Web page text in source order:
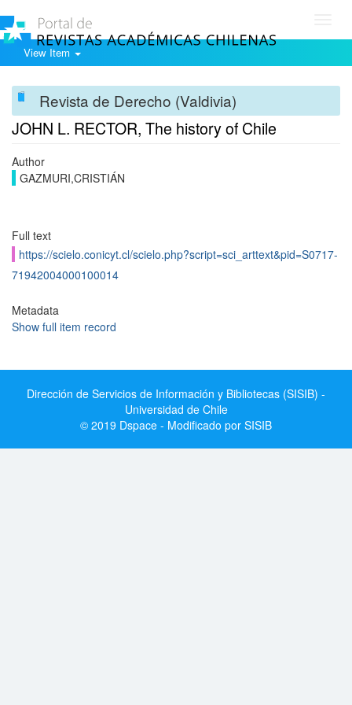
View Item
Revista de Derecho (Valdivia)
JOHN L. RECTOR, The history of Chile
Author
GAZMURI,CRISTIÁN
Full text
https://scielo.conicyt.cl/scielo.php?script=sci_arttext&pid=S0717-
71942004000100014
Metadata
Show full item record
Dirección de Servicios de Información y Bibliotecas (SISIB) -
Universidad de Chile
© 2019 Dspace - Modificado por SISIB